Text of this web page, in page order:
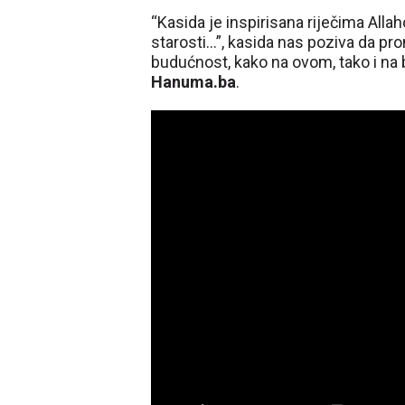
“Kasida je inspirisana riječima
starosti…”, kasida nas poziva da
budućnost, kako na ovom, tako i
Hanuma.ba.